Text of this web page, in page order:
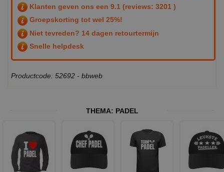
Klanten geven ons een 9.1 (reviews: 3201 )
Groepskorting tot wel 25%!
Niet tevreden? 14 dagen retourtermijn
Snelle helpdesk
Productcode: 52692 - bbweb
THEMA: PADEL